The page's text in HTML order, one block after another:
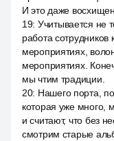
И это даже
19: Учитывается не
работа
мероприятиях,
мероприятиях.
мы чтим традиции.
20: Нашего порта,
которая уже много,
и считают, что без
смотрим старые